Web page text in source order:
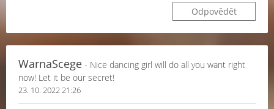
Odpovědět
WarnaScege - Nice dancing girl will do all you want right
now! Let it be our secret!
23. 10. 2022 21:26